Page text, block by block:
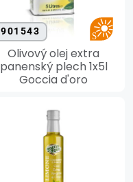
901543
Olivový olej extra
panenský plech 1x5l
Goccia d'oro